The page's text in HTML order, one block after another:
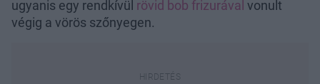
ugyanis egy rendkívül rövid bob frizurával vonult
végig a vörös szőnyegen.